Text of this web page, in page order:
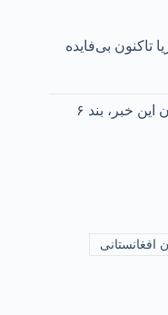
تاکنون بی‌فایده
ساعاتی پس از رسانه‌ای شدن این خبر، بند ۶
افغانستانی